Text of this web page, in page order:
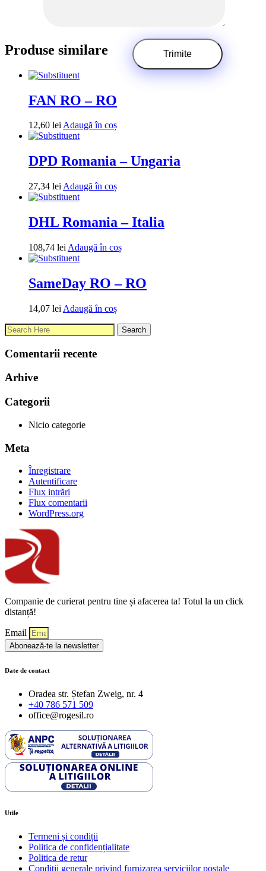
Produse similare
FAN RO – RO
12,60 leiAdaugă în coș
DPD Romania – Ungaria
27,34 lei Adaugă în coș
DHL Romania – Italia
108,74 lei Adaugă în coș
SameDay RO – RO
14,07 lei Adaugă în coș
Comentarii recente
Arhive
Categorii
Nicio categorie
Meta
Înregistrare
Autentificare
Flux intrări
Flux comentarii
WordPress.org
Companie de curierat pentru tine și afacerea ta! Totul la un click
distanță!
Email
Abonează-te la newsletter
Date de contact
Oradea str. Ștefan Zweig, nr. 4
+40 786 571 509
office@rogesil.ro
Utile
Termeni și condiții
Politica de confidențialitate
Politica de retur
Condiţii generale privind furnizarea serviciilor poştale